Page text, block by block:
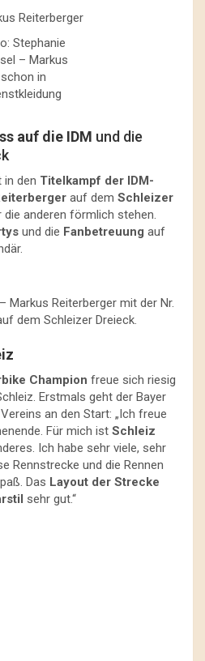
Stephanie
– Markus
schon in
auf die IDM und die
den Titelkampf der IDM-
auf dem Schleizer
die anderen förmlich stehen.
und die Fanbetreuung auf
Markus Reiterberger mit der Nr.
dem Schleizer Dreieck.
Champion freue sich riesig
Erstmals geht der Bayer
an den Start: „Ich freue
Für mich ist Schleiz
Ich habe sehr viele, sehr
Rennstrecke und die Rennen
Das Layout der Strecke
sehr gut.“